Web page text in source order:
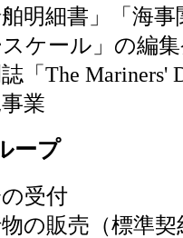
舶明細書」「海
ケール」の編
「The Mariners'
業
ープ
受付
の販売（標準